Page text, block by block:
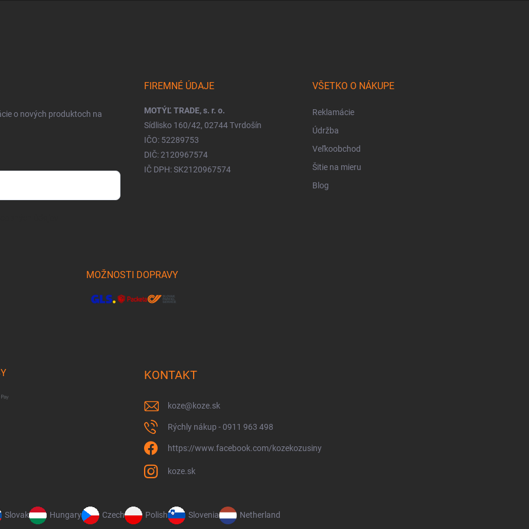
o nových produktoch na
FIREMNÉ ÚDAJE
MOTÝĽ TRADE, s. r. o.
Sídlisko 160/42, 02744 Tvrdošín
IČO: 52289753
DIČ: 2120967574
IČ DPH: SK2120967574
VŠETKO O NÁKUPE
Reklamácie
Údržba
Veľkoobchod
Šitie na mieru
Blog
MOŽNOSTI DOPRAVY
Slovak Hungary Czech Polish Slovenia Netherland
KONTAKT
koze@koze.sk
Rýchly nákup - 0911 963 498
https://www.facebook.com/kozekozusiny
koze.sk